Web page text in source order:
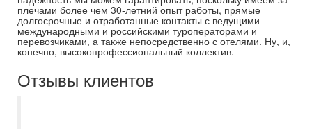
плечами более чем 30-летний опыт работы, прямые
долгосрочные и отработанные контакты с ведущими
международными и российскими туроператорами и
перевозчиками, а также непосредственно с отелями. Ну, и,
конечно, высокопрофессиональный коллектив.
Отзывы клиентов